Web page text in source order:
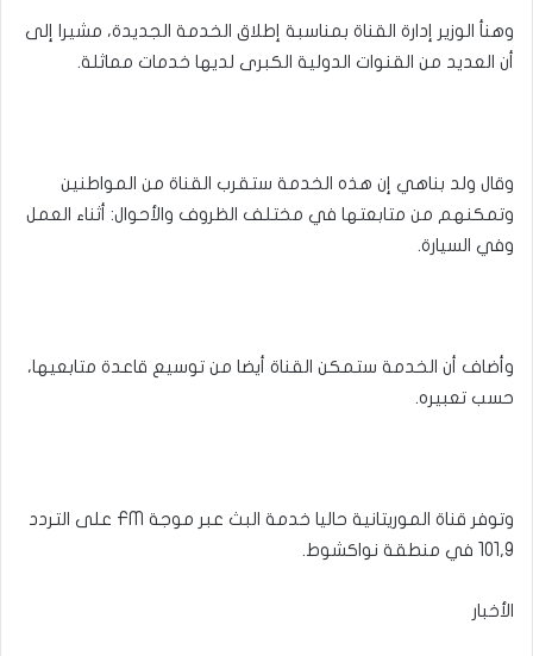
وهنأ الوزير إدارة القناة بمناسبة إطلاق الخدمة الجديدة، مشيرا إلى
أن العديد من القنوات الدولية الكبرى لديها خدمات مماثلة.
وقال ولد بناهي إن هذه الخدمة ستقرب القناة من المواطنين
وتمكنهم من متابعتها في مختلف الظروف والأحوال: أثناء العمل
وفي السيارة.
وأضاف أن الخدمة ستمكن القناة أيضا من توسيع قاعدة متابعيها،
حسب تعبيره.
وتوفر قناة الموريتانية حاليا خدمة البث عبر موجة FM على التردد
101,9 في منطقة نواكشوط.
الأخبار